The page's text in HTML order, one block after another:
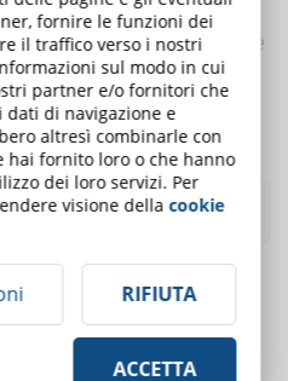
parte delle PMI ha
formazione del personale
lettidel mese
fornire le funzioni dei
il traffico verso i nostri
sul modo in cui
partner e/o fornitori che
dati di navigazione e
altresì combinarle con
fornito loro o che hanno
dei loro servizi. Per
visione dellacookie
RIFIUTA
ACCETTA